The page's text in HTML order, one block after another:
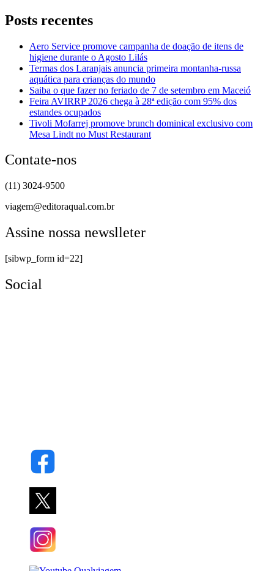
Posts recentes
Aero Service promove campanha de doação de itens de
higiene durante o Agosto Lilás
Termas dos Laranjais anuncia primeira montanha-russa
aquática para crianças do mundo
Saiba o que fazer no feriado de 7 de setembro em Maceió
Feira AVIRRP 2026 chega à 28ª edição com 95% dos
estandes ocupados
Tivoli Mofarrej promove brunch dominical exclusivo com
Mesa Lindt no Must Restaurant
Contate-nos
(11) 3024-9500
viagem@editoraqual.com.br
Assine nossa newslleter
[sibwp_form id=22]
Social